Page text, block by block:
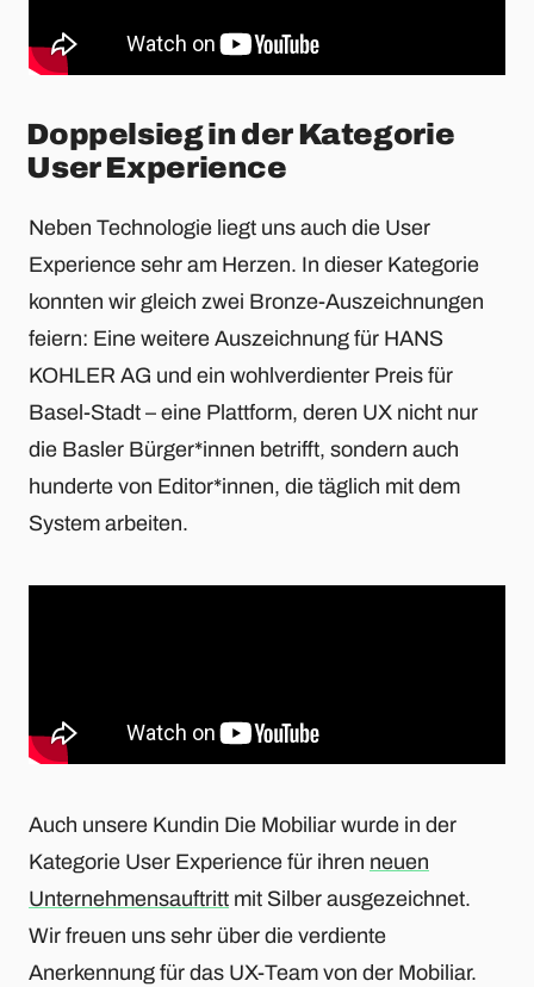
Doppelsieg in der Kategorie
User Experience
Neben Technologie liegt uns auch die User
Experience sehr am Herzen. In dieser Kategorie
konnten wir gleich zwei Bronze-Auszeichnungen
feiern: Eine weitere Auszeichnung für HANS
KOHLER AG und ein wohlverdienter Preis für
Basel-Stadt – eine Plattform, deren UX nicht nur
die Basler Bürger*innen betrifft, sondern auch
hunderte von Editor*innen, die täglich mit dem
System arbeiten.
Auch unsere Kundin Die Mobiliar wurde in der
Kategorie User Experience für ihren neuen
Unternehmensauftritt mit Silber ausgezeichnet.
Wir freuen uns sehr über die verdiente
Anerkennung für das UX-Team von der Mobiliar.